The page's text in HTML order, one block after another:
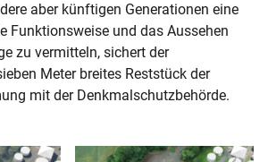
aber künftigen Generationen eine
Funktionsweise und das Aussehen
zu vermitteln, sichert der
Meter breites Reststück der
mit der Denkmalschutzbehörde.